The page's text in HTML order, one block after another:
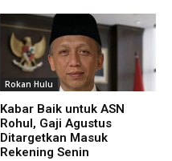
Rokan Hulu
Kabar Baik untuk ASN
Rohul, Gaji Agustus
Ditargetkan Masuk
Rekening Senin